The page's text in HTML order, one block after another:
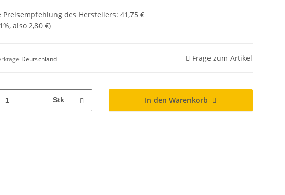
des Herstellers: 41,75 €
, also 2,80 €)
Deutschland Frage zum Artikel
Stk In den Warenkorb